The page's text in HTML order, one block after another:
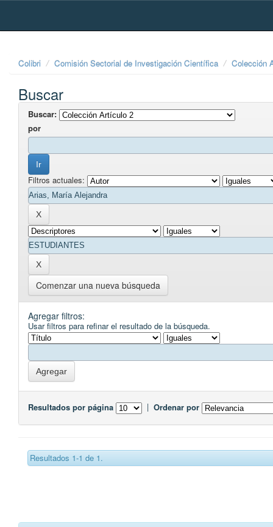
Skip
Colibri Comisión Sectorial de Investigación Científica Colección
Buscar
Buscar:
por
Filtros actuales:
Comenzar una nueva búsqueda
Agregar filtros:
Usar filtros para refinar el resultado de la búsqueda.
Resultados por página | Ordenar por
Resultados 1-1 de 1.